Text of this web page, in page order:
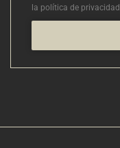
la política de privacidad